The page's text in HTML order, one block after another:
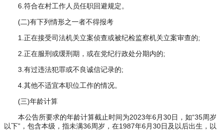
6.符合在村工作人员任职回避规定。
(二)有下列情形之一者不得报考
1.正在接受司法机关立案侦查或被纪检监察机关立案审查的;
2.正在服刑或缓刑期，或在党纪行政处分期内的;
3.有过违法犯罪或不良诚信记录的;
4.其他不适宜本职位工作的情况。
(三)年龄计算
本公告所要求的年龄计算截止时间为2023年6月30日，如“35周岁
以下”，包含本级，指未满36周岁，在1987年6月30日及以后出生，以